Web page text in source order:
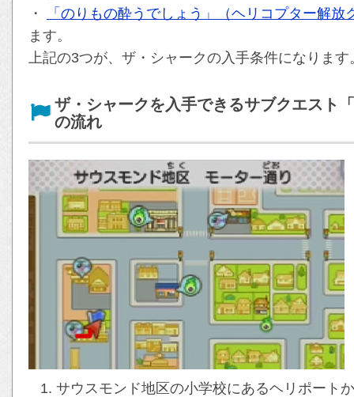
・
「のりもの酔うでしょう」（ヘリコプター解放
ます。
上記の3つが、ザ・シャークの入手条件になります
ザ・シャークを入手できるサブクエスト
の流れ
サウスモンド地区の小学校にあるヘリポート